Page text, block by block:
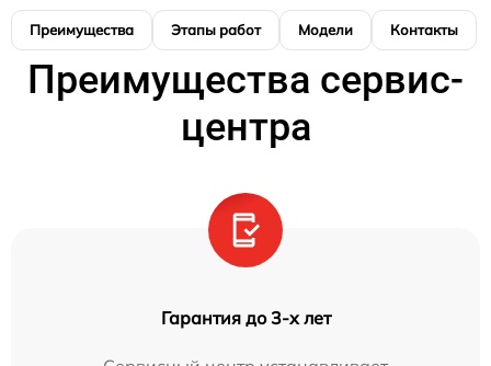
Преимущества Этапы работ Модели Контакты
Преимущества сервис-
центра
Гарантия до 3-х лет